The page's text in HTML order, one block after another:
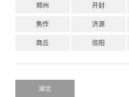
郑州 开封
焦作 济源
商丘 信阳
湖北